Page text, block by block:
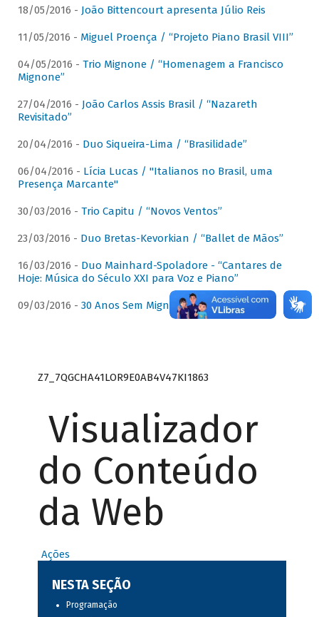
18/05/2016 - João Bittencourt apresenta Júlio Reis
11/05/2016 - Miguel Proença / “Projeto Piano Brasil VIII”
04/05/2016 - Trio Mignone / “Homenagem a Francisco
Mignone”
27/04/2016 - João Carlos Assis Brasil / “Nazareth
Revisitado”
20/04/2016 - Duo Siqueira-Lima / “Brasilidade”
06/04/2016 - Lícia Lucas / "Italianos no Brasil, uma
Presença Marcante"
30/03/2016 - Trio Capitu / “Novos Ventos”
23/03/2016 - Duo Bretas-Kevorkian / “Ballet de Mãos”
16/03/2016 - Duo Mainhard-Spoladore - “Cantares de
Hoje: Música do Século XXI para Voz e Piano”
09/03/2016 - 30 Anos Sem Mignone
Z7_7QGCHA41LOR9E0AB4V47KI1863
Visualizador
do Conteúdo
da Web
Ações
NESTA SEÇÃO
Programação